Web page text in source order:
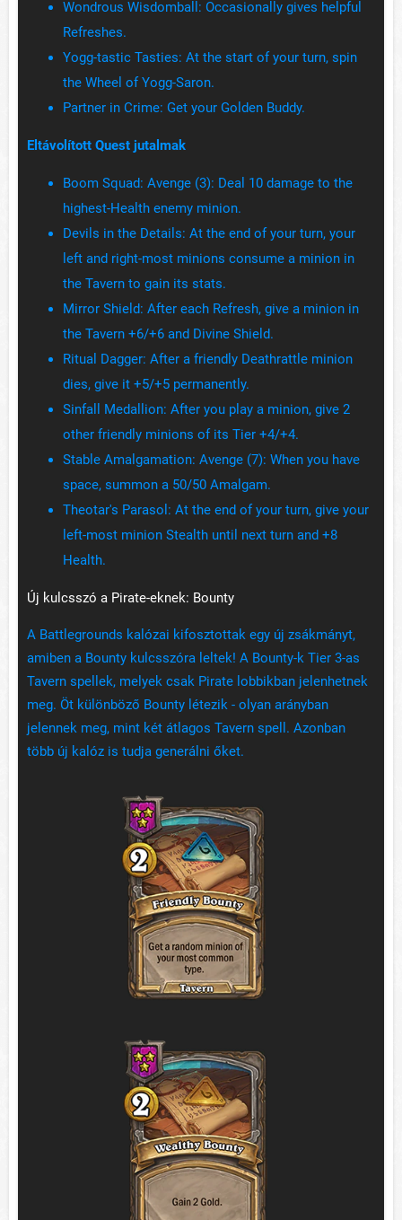
Wondrous Wisdomball: Occasionally gives helpful
Refreshes.
Yogg-tastic Tasties: At the start of your turn, spin
the Wheel of Yogg-Saron.
Partner in Crime: Get your Golden Buddy.
Eltávolított Quest jutalmak
Boom Squad: Avenge (3): Deal 10 damage to the
highest-Health enemy minion.
Devils in the Details: At the end of your turn, your
left and right-most minions consume a minion in
the Tavern to gain its stats.
Mirror Shield: After each Refresh, give a minion in
the Tavern +6/+6 and Divine Shield.
Ritual Dagger: After a friendly Deathrattle minion
dies, give it +5/+5 permanently.
Sinfall Medallion: After you play a minion, give 2
other friendly minions of its Tier +4/+4.
Stable Amalgamation: Avenge (7): When you have
space, summon a 50/50 Amalgam.
Theotar's Parasol: At the end of your turn, give your
left-most minion Stealth until next turn and +8
Health.
Új kulcsszó a Pirate-eknek: Bounty
A Battlegrounds kalózai kifosztottak egy új zsákmányt,
amiben a Bounty kulcsszóra leltek! A Bounty-k Tier 3-as
Tavern spellek, melyek csak Pirate lobbikban jelenhetnek
meg. Öt különböző Bounty létezik - olyan arányban
jelennek meg, mint két átlagos Tavern spell. Azonban
több új kalóz is tudja generálni őket.